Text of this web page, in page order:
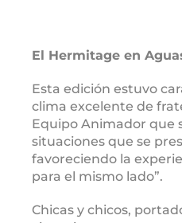
El Hermitage en
Esta edición estuvo
clima excelente de
Equipo Animador que
situaciones que se
favoreciendo la
para el mismo lado”.
Chicas y chicos,